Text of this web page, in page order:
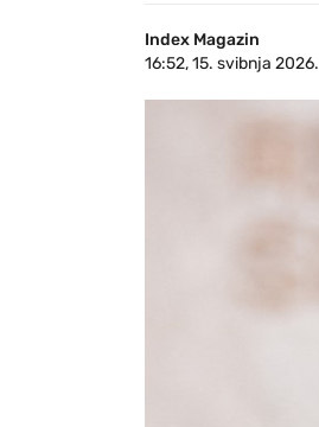
Index Magazin
16:52, 15. svibnja 2026.